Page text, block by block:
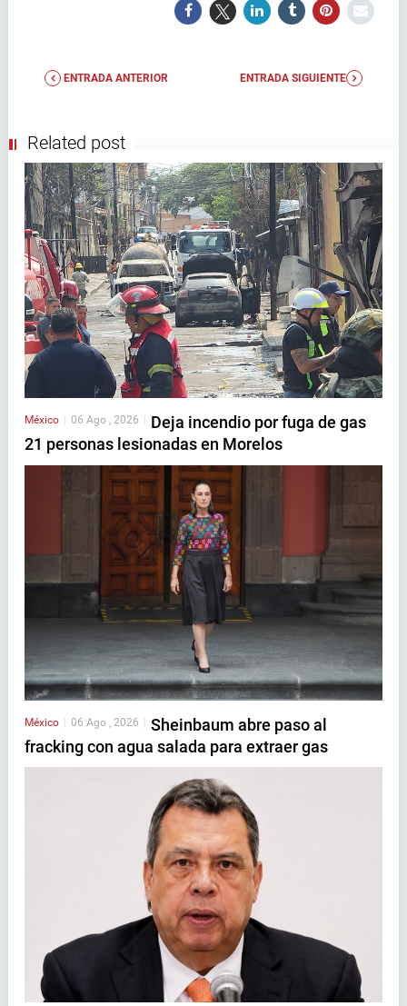
ENTRADA ANTERIOR ENTRADA SIGUIENTE
Related post
México 06 Ago , 2026
Deja incendio por fuga de gas
21 personas lesionadas en Morelos
México | 06 Ago , 2026 | Sheinbaum abre paso al
fracking con agua salada para extraer gas